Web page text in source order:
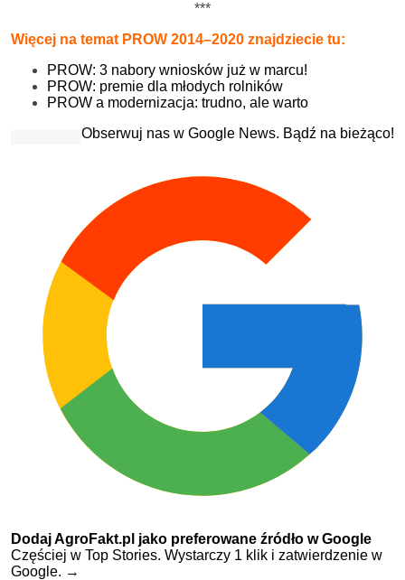
***
Więcej na temat PROW 2014–2020 znajdziecie tu:
PROW: 3 nabory wniosków już w marcu!
PROW: premie dla młodych rolników
PROW a modernizacja: trudno, ale warto
Obserwuj nas w Google News. Bądź na bieżąco!
Dodaj AgroFakt.pl jako preferowane źródło w Google
Częściej w Top Stories. Wystarczy 1 klik i zatwierdzenie w
Google. →